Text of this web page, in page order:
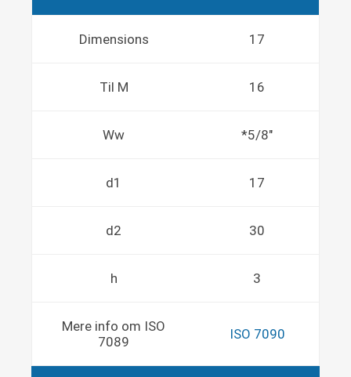
Dimensions 17
Til M 16
Ww *5/8"
d1 17
d2 30
h 3
Mere info om ISO
7089
ISO 7090